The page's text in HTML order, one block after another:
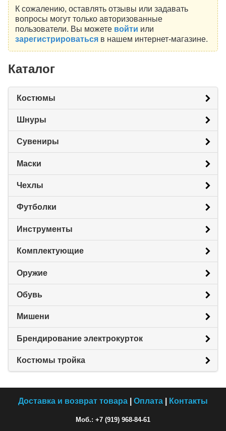
К сожалению, оставлять отзывы или задавать
вопросы могут только авторизованные
пользователи. Вы можете войти или
зарегистрироватьсяв нашем интернет-магазине.
Каталог
Костюмы
Шнуры
Сувениры
Маски
Чехлы
Футболки
Инструменты
Комплектующие
Оружие
Обувь
Мишени
Брендирование электрокурток
Костюмы тройка
Доставка и возврат товара Оплата Контакты
Моб.: +7 (919) 968-84-61